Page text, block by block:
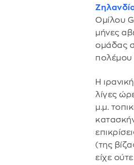
Ομίλου
μήνες
ομάδας
πολέμου
Η
λίγες
μ.μ.
(της
είχε